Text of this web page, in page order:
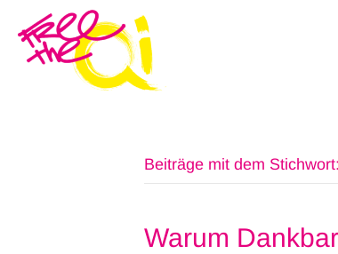
Beiträge mit dem
Warum